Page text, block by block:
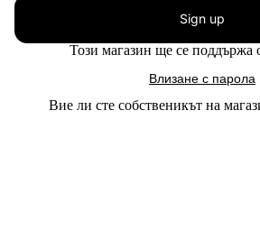
Sign up
Този магазин ще се поддържа
Влизане с парола
Вие ли сте собственикът на